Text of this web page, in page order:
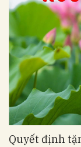
Quyết định